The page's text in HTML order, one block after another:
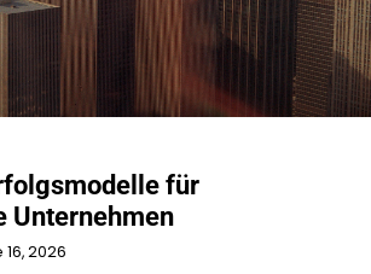
für
Unternehmen
16, 2026